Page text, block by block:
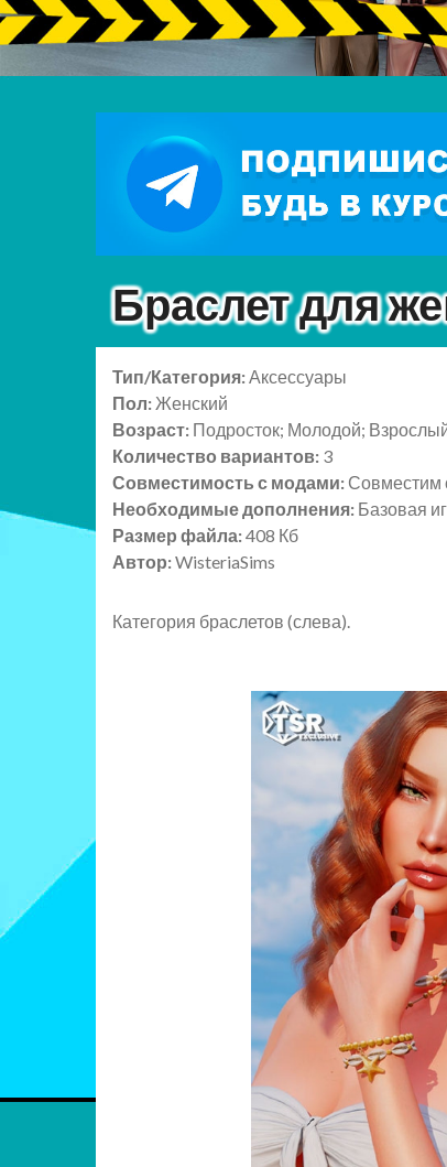
Браслет для
Тип/Категория:Аксессуары
Пол: Женский
Возраст: Подросток; Молодой;
Количество вариантов: 3
Совместимость с модами: Совместим
Необходимые дополнения: Базовая
Размер файла:408 Кб
Автор:WisteriaSims
Категория браслетов (слева).